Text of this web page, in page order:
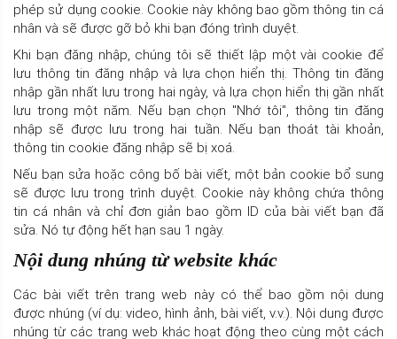
phép sử dụng cookie. Cookie này không bao gồm thông tin cá
nhân và sẽ được gỡ bỏ khi bạn đóng trình duyệt.
Khi bạn đăng nhập, chúng tôi sẽ thiết lập một vài cookie để
lưu thông tin đăng nhập và lựa chọn hiển thị. Thông tin đăng
nhập gần nhất lưu trong hai ngày, và lựa chọn hiển thị gần nhất
lưu trong một năm. Nếu bạn chọn "Nhớ tôi", thông tin đăng
nhập sẽ được lưu trong hai tuần. Nếu bạn thoát tài khoản,
thông tin cookie đăng nhập sẽ bị xoá.
Nếu bạn sửa hoặc công bố bài viết, một bản cookie bổ sung
sẽ được lưu trong trình duyệt. Cookie này không chứa thông
tin cá nhân và chỉ đơn giản bao gồm ID của bài viết bạn đã
sửa. Nó tự động hết hạn sau 1 ngày.
Nội dung nhúng từ website khác
Các bài viết trên trang web này có thể bao gồm nội dung
được nhúng (ví dụ: video, hình ảnh, bài viết, v.v.). Nội dung được
nhúng từ các trang web khác hoạt động theo cùng một cách